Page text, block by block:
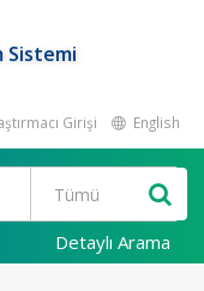
Sistemi
Girişi English
Detaylı Arama